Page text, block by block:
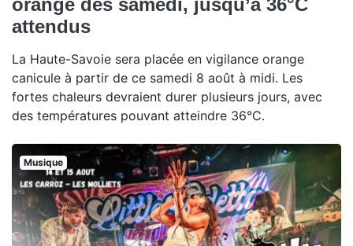
orange dès samedi, jusqu’à 36°C
attendus
La Haute-Savoie sera placée en vigilance orange
canicule à partir de ce samedi 8 août à midi. Les
fortes chaleurs devraient durer plusieurs jours, avec
des températures pouvant atteindre 36°C.
Musique